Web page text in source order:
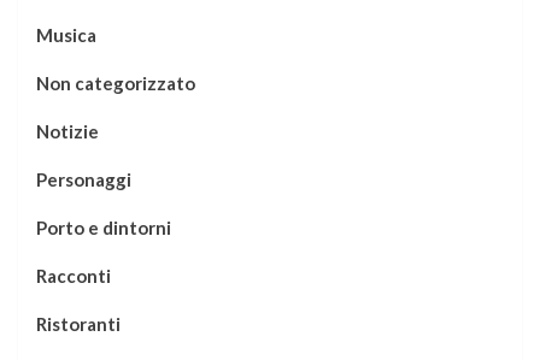
Musica
Non categorizzato
Notizie
Personaggi
Porto e dintorni
Racconti
Ristoranti